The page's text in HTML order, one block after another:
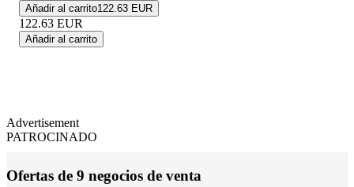
Añadir al carrito122.63 EUR
122.63 EUR
Añadir al carrito
Advertisement
PATROCINADO
Ofertas de 9 negocios de venta